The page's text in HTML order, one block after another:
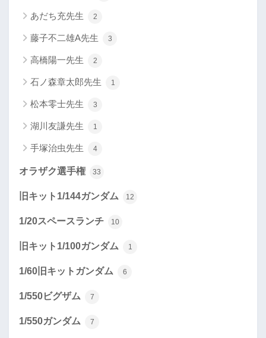
あだち充先生 2
藤子不二雄A先生 3
高橋陽一先生 2
石ノ森章太郎先生 1
松本零士先生 3
湖川友謙先生 1
手塚治虫先生 4
オラザク選手権 33
旧キット1/144ガンダム 12
1/20スペースランチ 10
旧キット1/100ガンダム 1
1/60旧キットガンダム 6
1/550ビグザム 7
1/550ガンダム 7